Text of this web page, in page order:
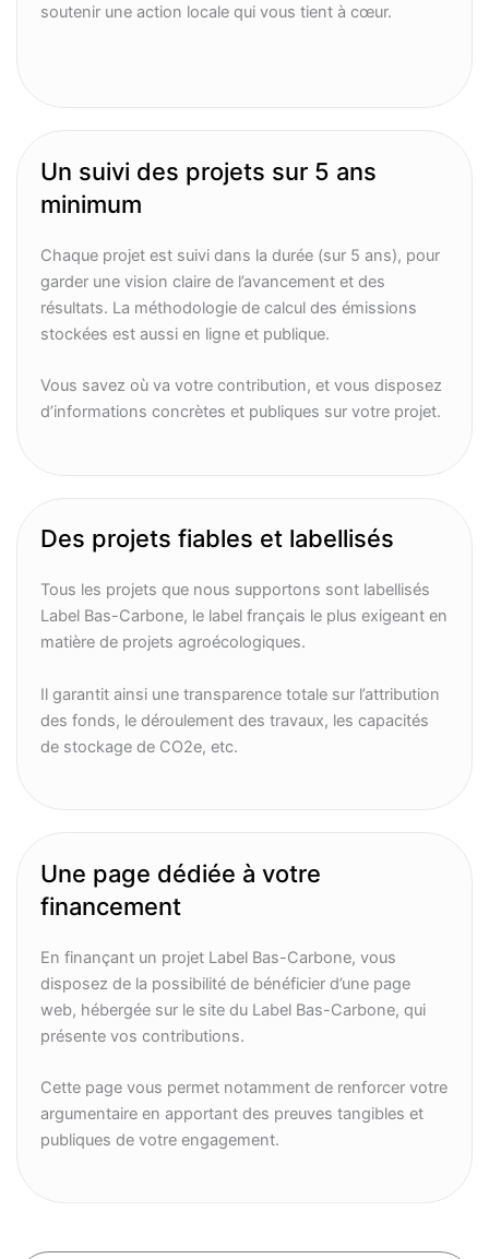
soutenir une action locale qui vous tient à cœur.
Un suivi des projets sur 5 ans
minimum
Chaque projet est suivi dans la durée (sur 5 ans), pour
garder une vision claire de l’avancement et des
résultats. La méthodologie de calcul des émissions
stockées est aussi en ligne et publique.
Vous savez où va votre contribution, et vous disposez
d’informations concrètes et publiques sur votre projet.
Des projets fiables et labellisés
Tous les projets que nous supportons sont labellisés
Label Bas-Carbone, le label français le plus exigeant en
matière de projets agroécologiques.
Il garantit ainsi une transparence totale sur l’attribution
des fonds, le déroulement des travaux, les capacités
de stockage de CO2e, etc.
Une page dédiée à votre
financement
En finançant un projet Label Bas-Carbone, vous
disposez de la possibilité de bénéficier d’une page
web, hébergée sur le site du Label Bas-Carbone, qui
présente vos contributions.
Cette page vous permet notamment de renforcer votre
argumentaire en apportant des preuves tangibles et
publiques de votre engagement.